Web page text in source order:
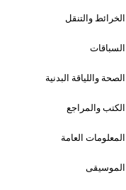
الخرائط والتنقل
السباقات
الصحة واللياقة البدنية
الكتب والمراجع
المعلومات العامة
الموسيقى